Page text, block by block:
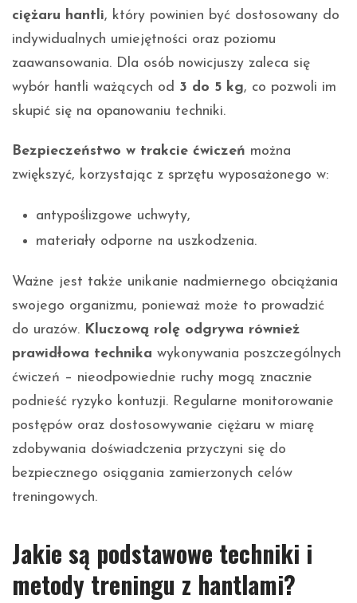
ciężaru hantli, który powinien być dostosowany do
indywidualnych umiejętności oraz poziomu
zaawansowania. Dla osób nowicjuszy zaleca się
wybór hantli ważących od 3 do 5 kg, co pozwoli im
skupić się na opanowaniu techniki.
Bezpieczeństwo w trakcie ćwiczeń można
zwiększyć, korzystając z sprzętu wyposażonego w:
antypoślizgowe uchwyty,
materiały odporne na uszkodzenia.
Ważne jest także unikanie nadmiernego obciążania
swojego organizmu, ponieważ może to prowadzić
do urazów. Kluczową rolę odgrywa również
prawidłowa technika wykonywania poszczególnych
ćwiczeń – nieodpowiednie ruchy mogą znacznie
podnieść ryzyko kontuzji. Regularne monitorowanie
postępów oraz dostosowywanie ciężaru w miarę
zdobywania doświadczenia przyczyni się do
bezpiecznego osiągania zamierzonych celów
treningowych.
Jakie są podstawowe techniki i
metody treningu z hantlami?